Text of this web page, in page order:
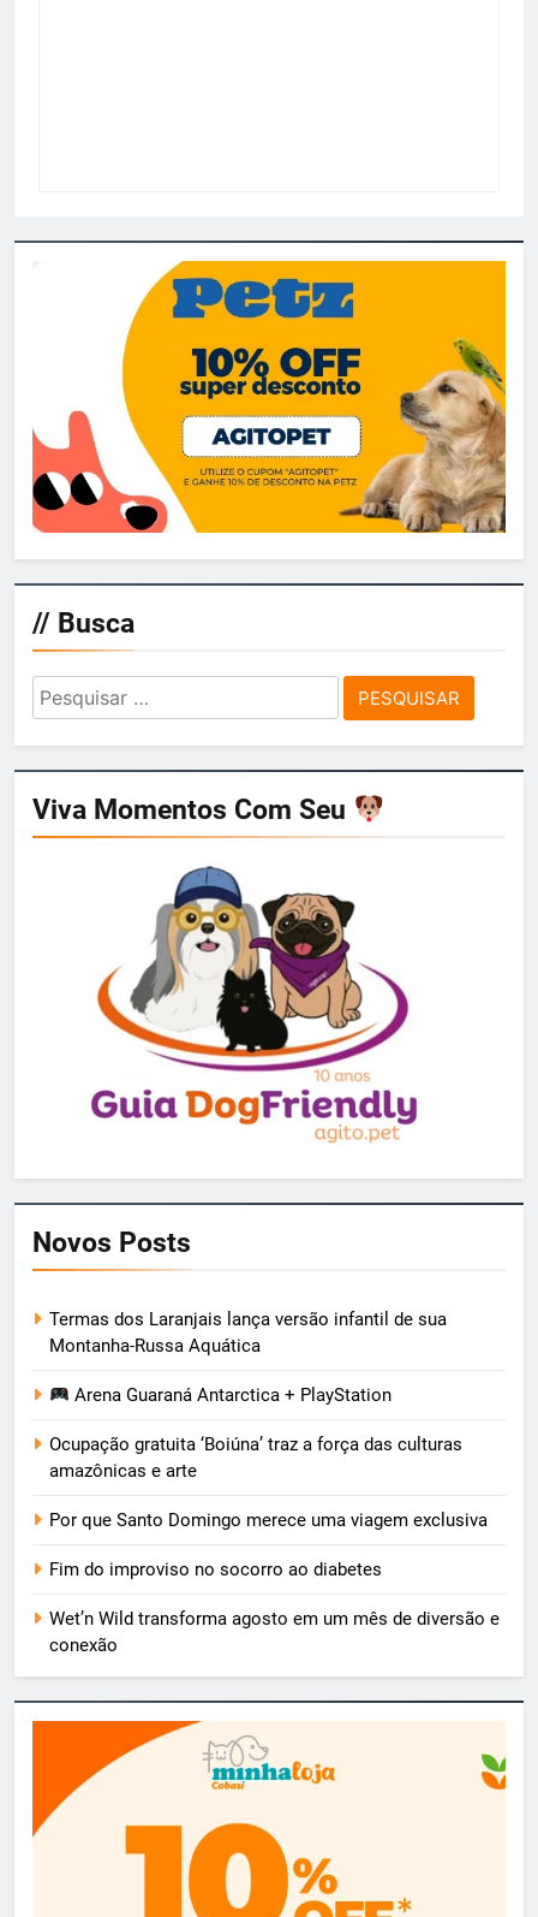
// Busca
Pesquisar
por:
Viva Momentos Com Seu
Novos Posts
Termas dos Laranjais lança versão infantil de sua
Montanha-Russa Aquática
Arena Guaraná Antarctica + PlayStation
Ocupação gratuita ‘Boiúna’ traz a força das culturas
amazônicas e arte
Por que Santo Domingo merece uma viagem exclusiva
Fim do improviso no socorro ao diabetes
Wet’n Wild transforma agosto em um mês de diversão e
conexão